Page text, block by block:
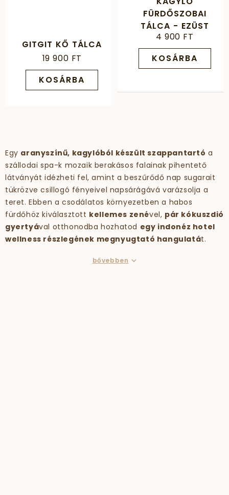
FÜRDŐSZOBAI
TÁLCA - EZÜST
4 900 FT
KOSÁRBA
GITGIT KŐ TÁLCA
19 900 FT
KOSÁRBA
Egy aranyszínű, kagylóból készült szappantartó a
szállodai spa-k mozaik berakásos falainak pihentető
látványát idézheti fel, amint a beszűrődő nap sugarait
tükrözve csillogó fényeivel napsárágává varázsolja a
teret. Ebben a csodálatos környezetben a habos
fürdőhöz kiválasztott kellemes zenével, pár kókuszdió
gyertyával otthonodba hozhatod egy indonéz hotel
wellness részlegének megnyugtató hangulatát.
bővebben